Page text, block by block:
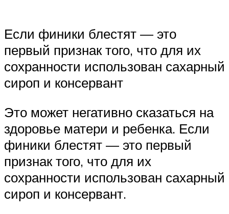
Если финики блестят — это
первый признак того, что для их
сохранности использован сахарный
сироп и консервант
Это может негативно сказаться на
здоровье матери и ребенка. Если
финики блестят — это первый
признак того, что для их
сохранности использован сахарный
сироп и консервант.